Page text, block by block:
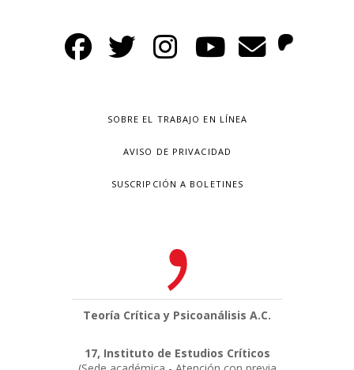
SOBRE EL TRABAJO EN LÍNEA
AVISO DE PRIVACIDAD
SUSCRIPCIÓN A BOLETINES
Teoría Crítica y Psicoanálisis A.C.
17, Instituto de Estudios Críticos